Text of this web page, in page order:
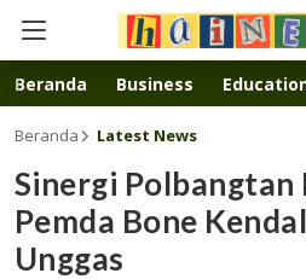
Inspirasi muda karya
Beranda Business
Beranda Latest News
Sinergi Polbangtan
Pemda Bone
Unggas